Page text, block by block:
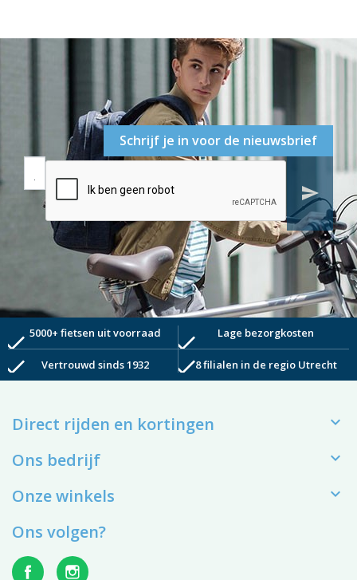
Schrijf je in voor de nieuwsbrief
send
check5000+ fietsen uit voorraad check Lage bezorgkosten
check Vertrouwd sinds 1932 check8 filialen in de regio Utrecht
Direct rijden en kortingen 
Ons bedrijf 
Onze winkels 
Ons volgen?